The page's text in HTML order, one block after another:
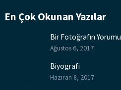
En Çok Okunan Yazılar
Bir Fotoğrafın Yorumu
Ağustos 6, 2017
Biyografi
Haziran 8, 2017